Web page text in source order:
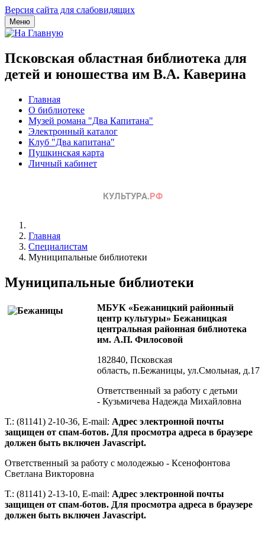
Версия сайта для слабовидящих
Меню
Псковская областная библиотека для
детей и юношества им В.А. Каверина
Главная
О библиотеке
Музей романа "Два Капитана"
Электронный каталог
Клуб "Два капитана"
Пушкинская карта
Личный кабинет
Главная
Специалистам
Муниципальные библиотеки
Муниципальные библиотеки
МБУК «Бежаницкий районный
центр культуры» Бежаницкая
центральная районная библиотека
им. А.П. Филосовой
182840, Псковская
область, п.Бежаницы, ул.Смольная, д.17
Ответственный за работу с детьми
- Кузьмичева Надежда Михайловна
Т.: (81141) 2-10-36, E-mail: Адрес электронной почты
защищен от спам-ботов. Для просмотра адреса в браузере
должен быть включен Javascript.
Ответственный за работу с молодежью - Ксенофонтова
Светлана Викторовна
Т.: (81141) 2-13-10, E-mail: Адрес электронной почты
защищен от спам-ботов. Для просмотра адреса в браузере
должен быть включен Javascript.